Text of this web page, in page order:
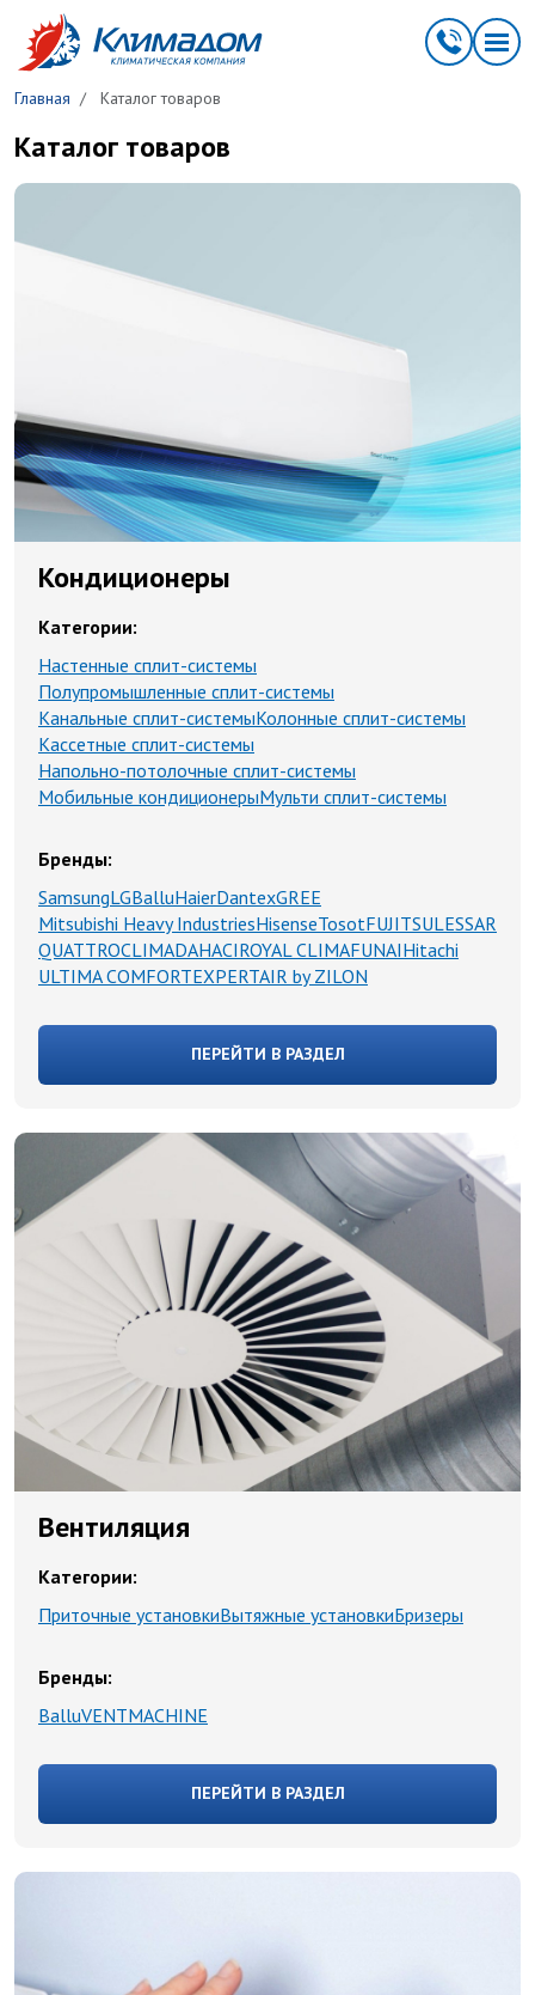
Перейти к основному содержанию
Главная Каталог товаров
Каталог товаров
Кондиционеры
Категории:
Настенные сплит-системы
Полупромышленные сплит-системы
Канальные сплит-системыКолонные сплит-системы
Кассетные сплит-системы
Напольно-потолочные сплит-системы
Мобильные кондиционерыМульти сплит-системы
Бренды:
SamsungLGBalluHaierDantexGREE
Mitsubishi Heavy IndustriesHisenseTosotFUJITSULESSAR
QUATTROCLIMADAHACIROYAL CLIMAFUNAIHitachi
ULTIMA COMFORTEXPERTAIR by ZILON
ПЕРЕЙТИ В РАЗДЕЛ
Вентиляция
Категории:
Приточные установкиВытяжные установкиБризеры
Бренды:
BalluVENTMACHINE
ПЕРЕЙТИ В РАЗДЕЛ